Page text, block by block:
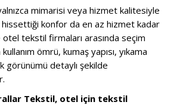
mimarisi veya hizmet kalitesiyle
konfor da en az hizmet kadar
tekstil firmaları arasında seçim
ömrü, kumaş yapısı, yıkama
görünümü detaylı şekilde
Tekstil, otel için tekstil